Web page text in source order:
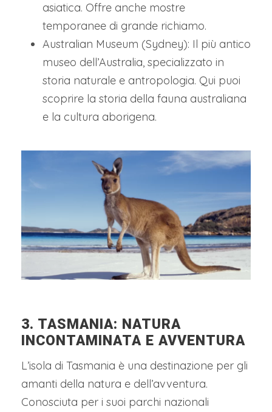
asiatica. Offre anche mostre
temporanee di grande richiamo.
Australian Museum (Sydney): Il più antico
museo dell’Australia, specializzato in
storia naturale e antropologia. Qui puoi
scoprire la storia della fauna australiana
e la cultura aborigena.
3. TASMANIA: NATURA
INCONTAMINATA E AVVENTURA
L’isola di Tasmania è una destinazione per gli
amanti della natura e dell’avventura.
Conosciuta per i suoi parchi nazionali